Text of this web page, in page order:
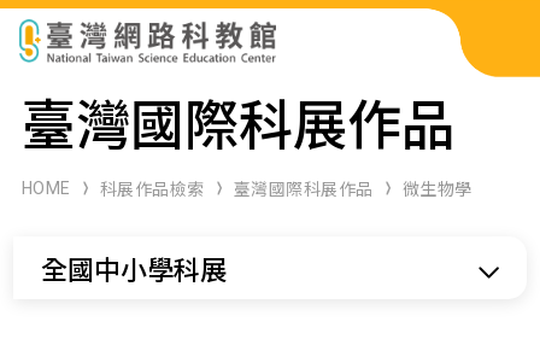
科展作品檢索
科學研習月刊
臺灣國際科展作品
HOME 科展作品檢索 臺灣國際科展作品 微生物學
全國中小學科展